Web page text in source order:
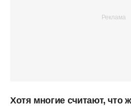
Хотя многие считают, что